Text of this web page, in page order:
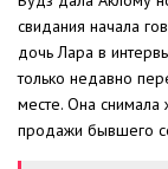
свидания начала
дочь Лара в
только недавно
месте. Она снимала
продажи бывшего